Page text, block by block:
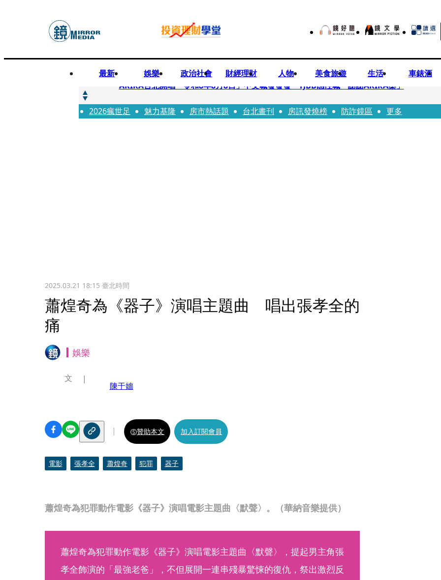
最新 娛樂 政治社會 財經理財 人物 美食旅遊 生活 車錶酒
快訊
AKIRA台北開唱「令和8年8月8日」中文喊發發發 TJBB感性喊「謝謝AKIRA桑」
快訊
台灣新冠期間沒疫苗可打？ 律師列3款嗆：陳時中唯一擋的叫科興
2026瘋世足 魅力基隆 房市熱話題 台北畫刊 房訊發燒榜 防詐鏡區 更多
2025.03.21 18:15 臺北時間
蕭煌奇為《器子》演唱主題曲 唱出張孝全的
痛
娛樂
蕭煌奇為犯罪動作電影《器子》演唱電影主題曲〈默聲〉。（華納音樂提供）
文
陳于嬙
贊助本文 加入訂閱會員
電影 張孝全 蕭煌奇 犯罪 器子
蕭煌奇為犯罪動作電影《器子》演唱電影主題曲〈默聲〉，提起男主角張
孝全飾演的「最強老爸」，不但展開一連串殘暴驚悚的復仇，祭出激烈反